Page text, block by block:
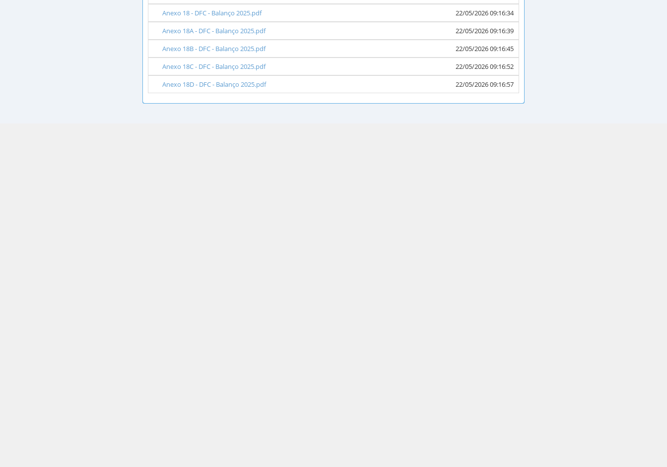
Anexo 18 - DFC - Balanço 2025.pdf
22/05/2026 09:16:34
Anexo 18A - DFC - Balanço 2025.pdf
22/05/2026 09:16:39
Anexo 18B - DFC - Balanço 2025.pdf
22/05/2026 09:16:45
Anexo 18C - DFC - Balanço 2025.pdf
22/05/2026 09:16:52
Anexo 18D - DFC - Balanço 2025.pdf
22/05/2026 09:16:57